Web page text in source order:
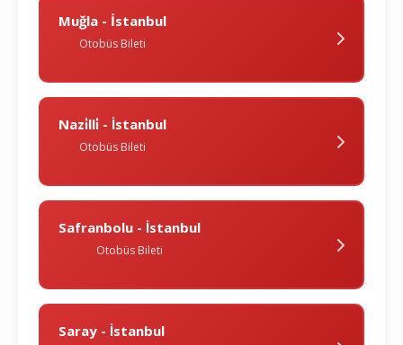
Muğla - İstanbul
Otobüs Bileti
Nazi̇lli̇ - İstanbul
Otobüs Bileti
Safranbolu - İstanbul
Otobüs Bileti
Saray - İstanbul